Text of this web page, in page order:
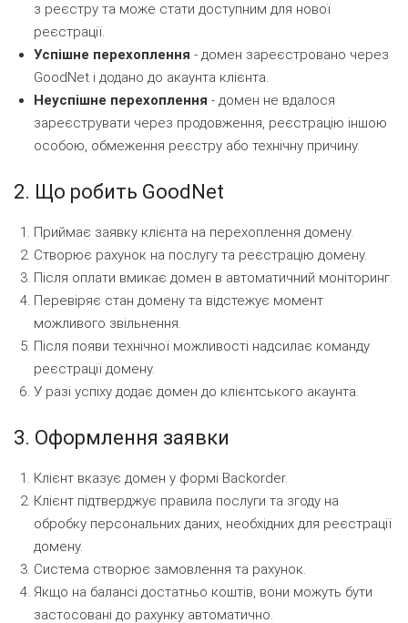
з реєстру та може стати доступним для нової
реєстрації.
Успішне перехоплення - домен зареєстровано через
GoodNet і додано до акаунта клієнта.
Неуспішне перехоплення - домен не вдалося
зареєструвати через продовження, реєстрацію іншою
особою, обмеження реєстру або технічну причину.
2. Що робить GoodNet
Приймає заявку клієнта на перехоплення домену.
Створює рахунок на послугу та реєстрацію домену.
Після оплати вмикає домен в автоматичний моніторинг.
Перевіряє стан домену та відстежує момент
можливого звільнення.
Після появи технічної можливості надсилає команду
реєстрації домену.
У разі успіху додає домен до клієнтського акаунта.
3. Оформлення заявки
Клієнт вказує домен у формі Backorder.
Клієнт підтверджує правила послуги та згоду на
обробку персональних даних, необхідних для реєстрації
домену.
Система створює замовлення та рахунок.
Якщо на балансі достатньо коштів, вони можуть бути
застосовані до рахунку автоматично.